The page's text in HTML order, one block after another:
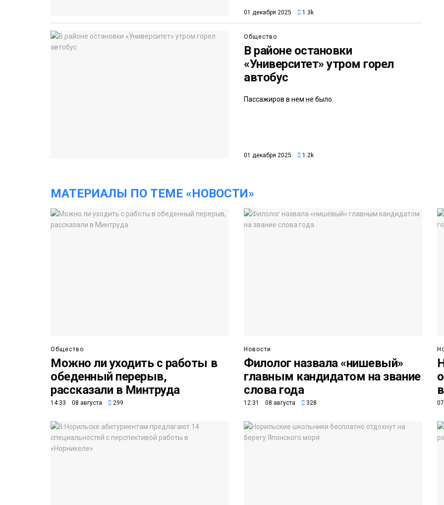
01 декабря 2025 1.3k
Общество
В районе остановки
«Университет» утром горел
автобус
Пассажиров в нем не было.
01 декабря 2025 1.2k
МАТЕРИАЛЫ ПО ТЕМЕ «НОВОСТИ»
Общество
Можно ли уходить с работы в
обеденный перерыв,
рассказали в Минтруда
14:33 08 августа 299
Новости
Филолог назвала «нишевый»
главным кандидатом на звание
слова года
12:31 08 августа 328